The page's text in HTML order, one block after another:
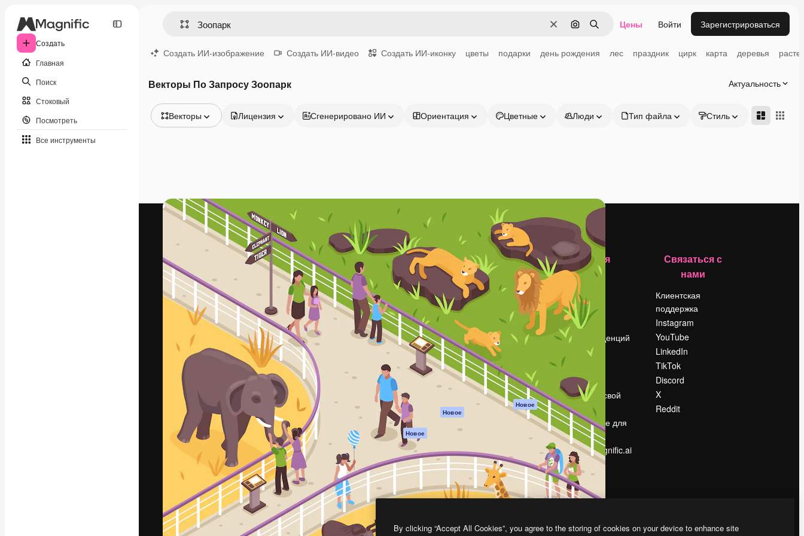
Создать
Главная
Поиск
Стоковый
Посмотреть
Все инструменты
ОчиститьПоиск по изображению
Поиск Цены Войти Зарегистрироваться
Создать ИИ-изображение Создать ИИ-видео Создать ИИ-иконку цветы подарки день рождения лес праздник цирк карта деревья
Векторы По Запросу Зоопарк Актуальность
Векторы
Видео
Видеоролик
Моушн-дизайн
Видеошаблоны
Иконки
Шрифты
Лицензия Сгенерировано ИИ Ориентация Цветные Люди Тип файла Стиль Адвансд
Креативная платформа для создания
ваших лучших работ. Более 1 миллиона
подписчиков среди креаторов,
предприятий, агентств и студий.
Pусский
Продукция
Spaces
ИИ-помощник
Генератор
изображений ИИ
Генератор видео
ИИ
Генератор голоса
на основе ИИ
Стоковый контент
MCP для
Claude/ChatGPT
Новое
Агенты Новое
Мобильное
приложение
Все инструменты
Magnific
Начать
Academy
Документация по
поддержки
Условия и
положения
Политика
конфиденциальности
Оригиналы Новое
Политика файлов
Партнеры
Предприятие
Компания
Цены
О нас
Reviews
Вакансии
Поиск тенденций
События
Slidesgo
Продайте свой
контент
Помещение для
прессы
Ищете magnific.ai
Связаться с
нами
Клиентская
поддержка
Instagram
YouTube
LinkedIn
TikTok
Discord
X
Reddit
By clicking “Accept All Cookies”, you agree to the storing of cookies on your device to enhance site